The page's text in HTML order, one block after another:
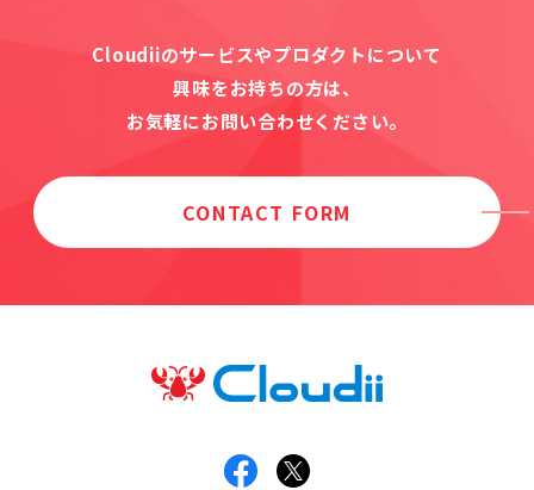
Cloudiiのサービスやプロダクトについて
興味をお持ちの方は、
お気軽にお問い合わせください。
CONTACT FORM